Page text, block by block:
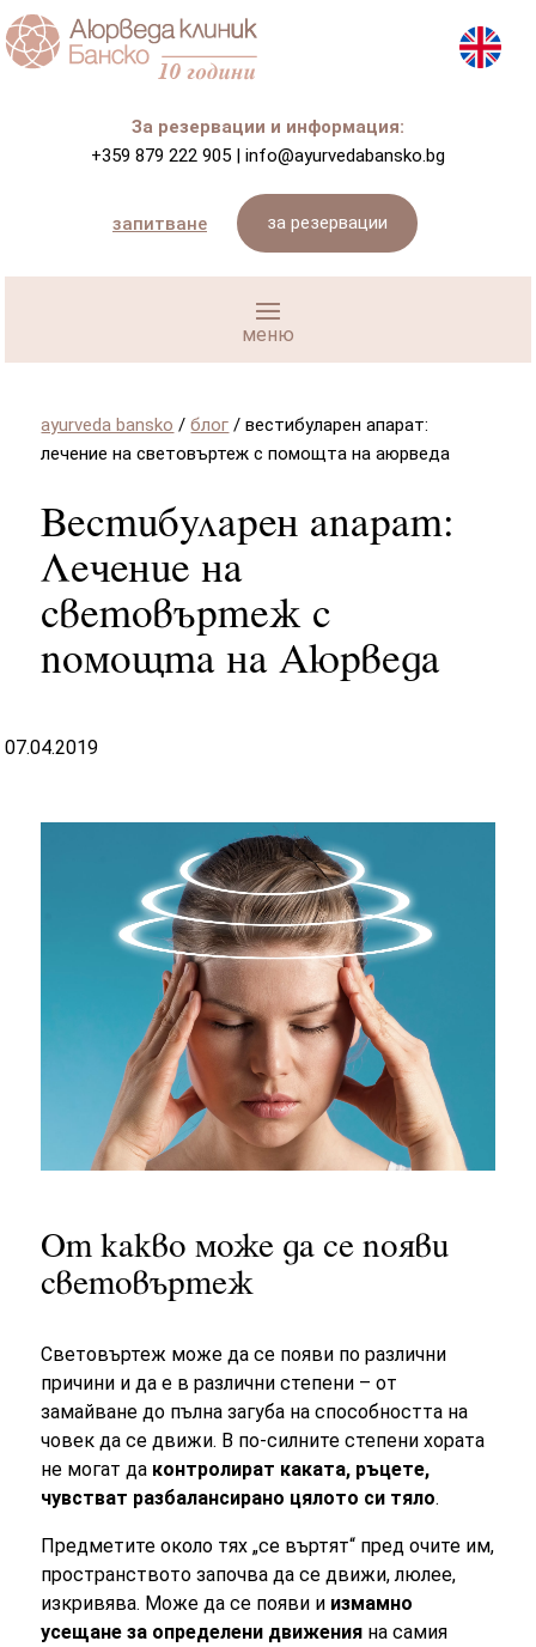
За резервации и информация:
+359 879 222 905 | info@ayurvedabansko.bg
запитване за резервации
ayurveda bansko /блог /вестибуларен апарат:
лечение на световъртеж с помощта на аюрведа
Вестибуларен апарат:
Лечение на
световъртеж с
помощта на Аюрведа
07.04.2019
От какво може да се появи
световъртеж
Световъртеж може да се появи по различни
причини и да е в различни степени – от
замайване до пълна загуба на способността на
човек да се движи. В по-силните степени хората
не могат да контролират каката, ръцете,
чувстват разбалансирано цялото си тяло.
Предметите около тях „се въртят“ пред очите им,
пространството започва да се движи, люлее,
изкривява. Може да се появи и измамно
усещане за определени движения на самия